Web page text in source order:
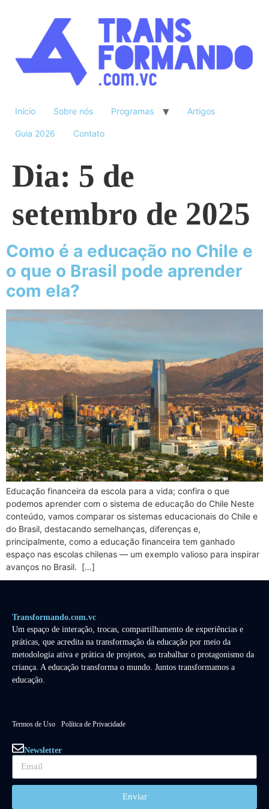
Início Sobre nós Programas Artigos
Guia 2026 Contato
Dia: 5 de
setembro de 2025
Como é a educação no Chile e
o que o Brasil pode aprender
com ela?
Educação financeira da escola para a vida; confira o que
podemos aprender com o sistema de educação do Chile Neste
conteúdo, vamos comparar os sistemas educacionais do Chile e
do Brasil, destacando semelhanças, diferenças e,
principalmente, como a educação financeira tem ganhado
espaço nas escolas chilenas — um exemplo valioso para inspirar
avanços no Brasil. […]
Transformando.com.vc
Um espaço de interação, trocas, compartilhamento de experiências e
práticas, que acredita na transformação da educação por meio da
metodologia ativa e prática de projetos, ao trabalhar o protagonismo da
criança. A educação transforma o mundo. Juntos transformamos a
educação.
Termos de Uso Política de Privacidade
Newsletter
Enviar